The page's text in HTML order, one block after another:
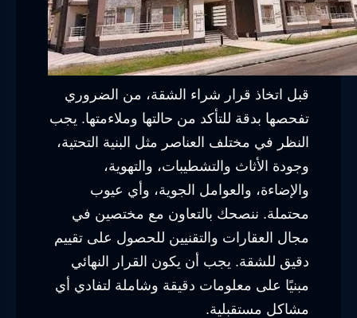
قبل اتخاذ قرار شراء الشقة، من الضروري
تفحصها بدقة للتأكد من حالتها وملاءمتها. يجب
النظر في مختلف العناصر مثل البنية التحتية،
وجودة الأثاث والتشطيبات، والتهوية،
والإضاءة، والعوامل الجوية، وأي عيوب
محتملة. ننصحك بالتعاون مع مختصين في
مجال العقارات والتقنيين للحصول على تقييم
دقيق للشقة. يجب أن يكون القرار النهائي
مبنيًا على معلومات دقيقة وشاملة لتفادي أي
مشاكل مستقبلية.